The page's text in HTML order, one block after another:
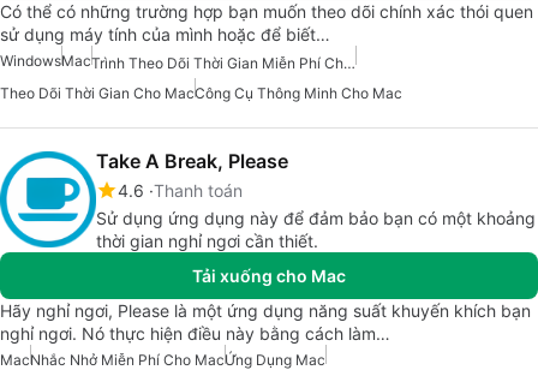
Có thể có những trường hợp bạn muốn theo dõi chính xác thói quen
sử dụng máy tính của mình hoặc để biết…
WindowsMac
Trình Theo Dõi Thời Gian Miễn Phí Cho Mac
Theo Dõi Thời Gian Cho MacCông Cụ Thông Minh Cho Mac
Take A Break, Please
4.6 Thanh toán
Sử dụng ứng dụng này để đảm bảo bạn có một khoảng
thời gian nghỉ ngơi cần thiết.
Tải xuống cho Mac
Hãy nghỉ ngơi, Please là một ứng dụng năng suất khuyến khích bạn
nghỉ ngơi. Nó thực hiện điều này bằng cách làm…
MacNhắc Nhở Miễn Phí Cho MacỨng Dụng Mac